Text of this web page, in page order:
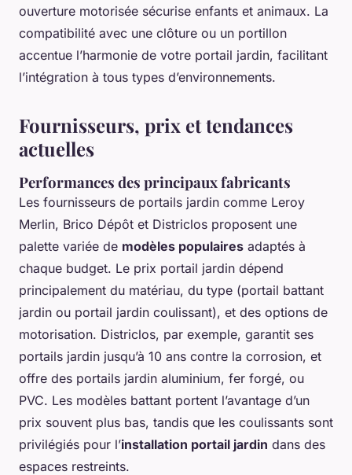
ouverture motorisée sécurise enfants et animaux. La
compatibilité avec une clôture ou un portillon
accentue l’harmonie de votre portail jardin, facilitant
l’intégration à tous types d’environnements.
Fournisseurs, prix et tendances
actuelles
Performances des principaux fabricants
Les fournisseurs de portails jardin comme Leroy
Merlin, Brico Dépôt et Districlos proposent une
palette variée de modèles populaires adaptés à
chaque budget. Le prix portail jardin dépend
principalement du matériau, du type (portail battant
jardin ou portail jardin coulissant), et des options de
motorisation. Districlos, par exemple, garantit ses
portails jardin jusqu’à 10 ans contre la corrosion, et
offre des portails jardin aluminium, fer forgé, ou
PVC. Les modèles battant portent l’avantage d’un
prix souvent plus bas, tandis que les coulissants sont
privilégiés pour l’installation portail jardin dans des
espaces restreints.